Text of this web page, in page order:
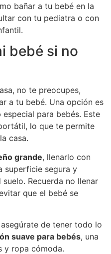
bañar a tu bebé en la
con tu pediatra o con
bebé si no
no te preocupes,
a tu bebé. Una opción es
especial para bebés. Este
lo que te permite
casa.
grande, llenarlo con
superficie segura y
Recuerda no llenar
que el bebé se
de tener todo lo
suave para bebés, una
y ropa cómoda.